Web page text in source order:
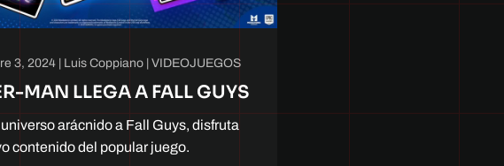
3, 2024 Luis Coppiano VIDEOJUEGOS
MAN LLEGA A FALL GUYS
arácnido a Fall Guys, disfruta
contenido del popular juego.